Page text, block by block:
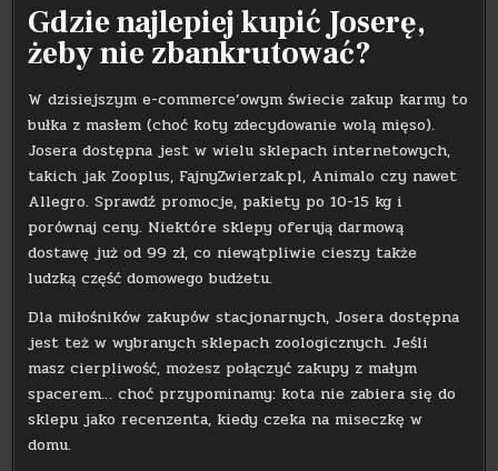
Gdzie najlepiej kupić Joserę,
żeby nie zbankrutować?
W dzisiejszym e-commerce’owym świecie zakup karmy to
bułka z masłem (choć koty zdecydowanie wolą mięso).
Josera dostępna jest w wielu sklepach internetowych,
takich jak Zooplus, FajnyZwierzak.pl, Animalo czy nawet
Allegro. Sprawdź promocje, pakiety po 10-15 kg i
porównaj ceny. Niektóre sklepy oferują darmową
dostawę już od 99 zł, co niewątpliwie cieszy także
ludzką część domowego budżetu.
Dla miłośników zakupów stacjonarnych, Josera dostępna
jest też w wybranych sklepach zoologicznych. Jeśli
masz cierpliwość, możesz połączyć zakupy z małym
spacerem… choć przypominamy: kota nie zabiera się do
sklepu jako recenzenta, kiedy czeka na miseczkę w
domu.